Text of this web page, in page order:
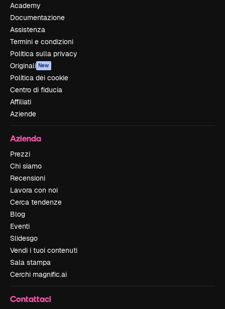
Academy
Documentazione
Assistenza
Termini e condizioni
Politica sulla privacy
Originali New
Politica dei cookie
Centro di fiducia
Affiliati
Aziende
Azienda
Prezzi
Chi siamo
Recensioni
Lavora con noi
Cerca tendenze
Blog
Eventi
Slidesgo
Vendi i tuoi contenuti
Sala stampa
Cerchi magnific.ai
Contattaci